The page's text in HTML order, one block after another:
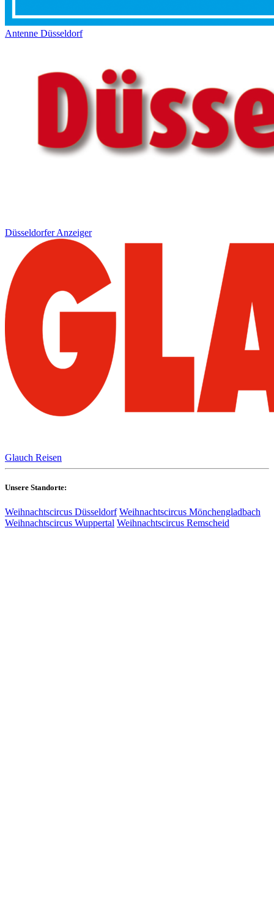
Antenne Düsseldorf
Düsseldorfer Anzeiger
Glauch Reisen
Unsere Standorte:
Weihnachtscircus Düsseldorf Weihnachtscircus Mönchengladbach
Weihnachtscircus Wuppertal Weihnachtscircus Remscheid